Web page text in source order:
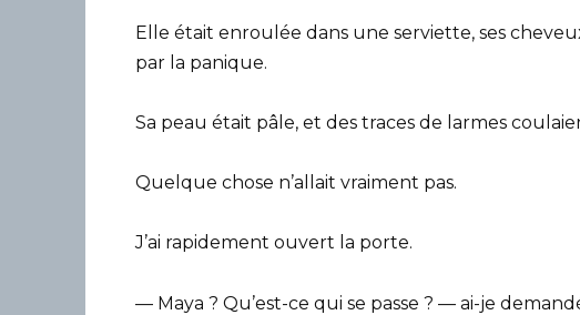
Elle était enroulée dans une serviette, ses
par la panique.
Sa peau était pâle, et des traces de larmes
Quelque chose n’allait vraiment pas.
J’ai rapidement ouvert la porte.
— Maya ? Qu’est-ce qui se passe ? — ai-je